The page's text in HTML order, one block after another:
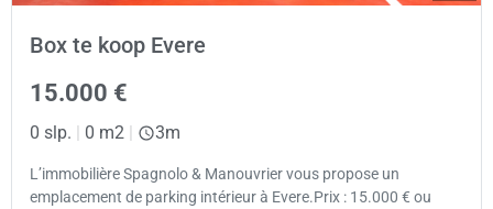
Box te koop Evere
15.000 €
0 slp. | 0 m2 | 3m
L’immobilière Spagnolo & Manouvrier vous propose un
emplacement de parking intérieur à Evere.Prix : 15.000 € ou